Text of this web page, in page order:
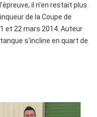
il n'en restait plus
de la Coupe de
et 22 mars 2014. Auteur
s'incline en quart de